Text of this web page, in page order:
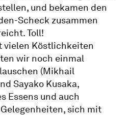
und bekamen den
Scheck zusammen
Toll!
vielen Köstlich­keiten
wir noch einmal
(Mikhail
Sayako Kusaka,
Essens und auch
sich mit